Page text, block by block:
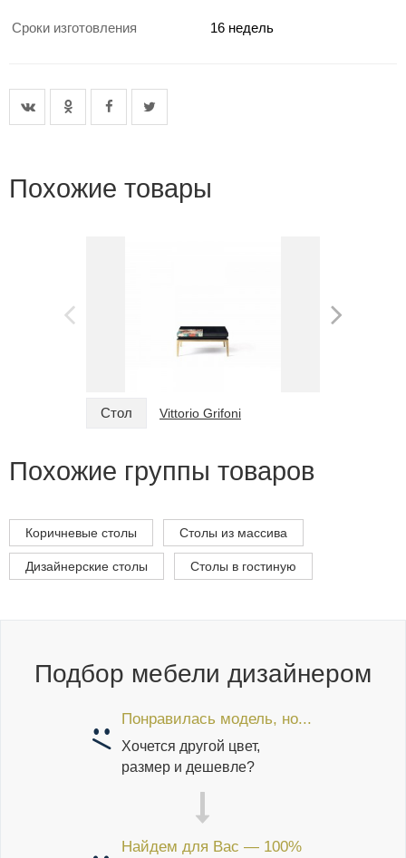
Сроки изготовления 16 недель
Похожие товары
Стол Vittorio Grifoni
Похожие группы товаров
Коричневые столы Столы из массива
Дизайнерские столы Столы в гостиную
Подбор мебели дизайнером
Понравилась модель, но...
Хочется другой цвет,
размер и дешевле?
Найдем для Вас — 100%